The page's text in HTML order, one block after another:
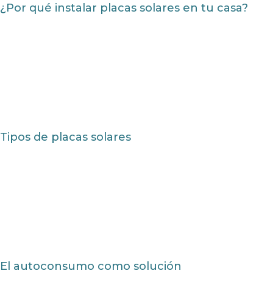
¿Por qué instalar placas solares en tu casa?
Tipos de placas solares
El autoconsumo como solución